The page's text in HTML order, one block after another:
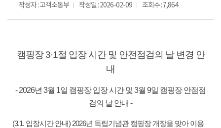
작성자 : 고객소통부 작성일 : 2026-02-09 조회수 : 7,864
캠핑장 3·1절 입장 시간 및 안전점검의 날 변경 안
내
- 2026년 3월 1일 캠핑장 입장 시간 및 3월 9일 캠핑장 안점점
검의 날 안내 -
(3.1. 입장시간 안내) 2026년 독립기념관 캠핑장 개장을 맞아 이용